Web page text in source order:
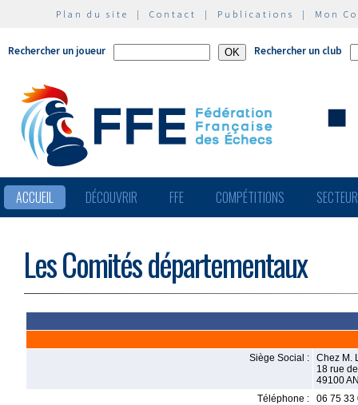
Plan du site | Contact | Publications | Mon
Rechercher un joueur Rechercher un club
ACCUEIL DÉCOUVRIR FFE COMPÉTITIONS
Les Comités départementaux
Siège Social :
Chez M.
18 rue
49100
Téléphone :
06 75 33